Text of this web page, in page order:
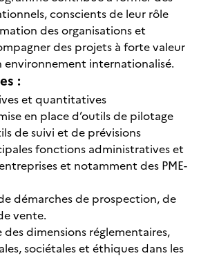
conscients de leur rôle
des organisations et
des projets à forte valeur
environnement internationalisé.
:
et quantitatives
en place d’outils de pilotage
de suivi et de prévisions
fonctions administratives et
et notamment des PME-
démarches de prospection, de
vente.
des dimensions réglementaires,
sociétales et éthiques dans les